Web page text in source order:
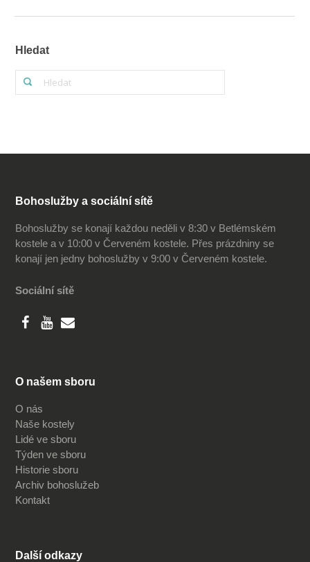
Hledat
Bohoslužby a sociální sítě
Bohoslužby se konají každou neděli v 8:30 v Betlémském
kostele a v 10:00 v Červeném kostele. Přes prázdniny se
konají jen jedny bohoslužby v 9:00 v Červeném kostele.
Sociální sítě
O našem sboru
O nás
Naše kostely
Lidé ve sboru
Týden ve sboru
Historie sboru
Archiv bohoslužeb
Kontakt
Další odkazy